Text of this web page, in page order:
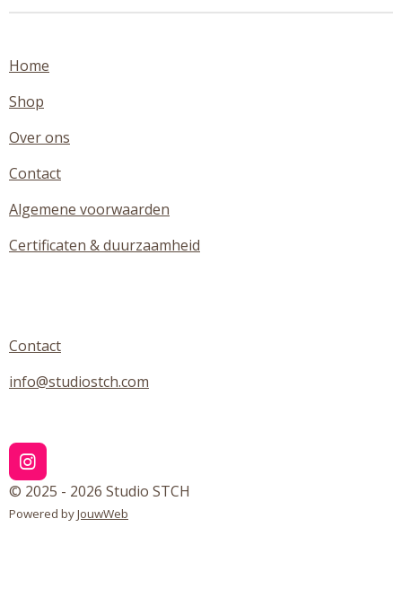
Home
Shop
Over ons
Contact
Algemene voorwaarden
Certificaten & duurzaamheid
Contact
info@studiostch.com
I
n
s
t
© 2025 - 2026 Studio STCH
Powered byJouwWeb